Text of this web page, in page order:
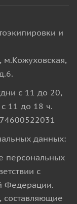
и
м.Кожуховская,
с 11 до 20,
11 до 18 ч.
данных:
персональных
с
Федерации.
составляющие